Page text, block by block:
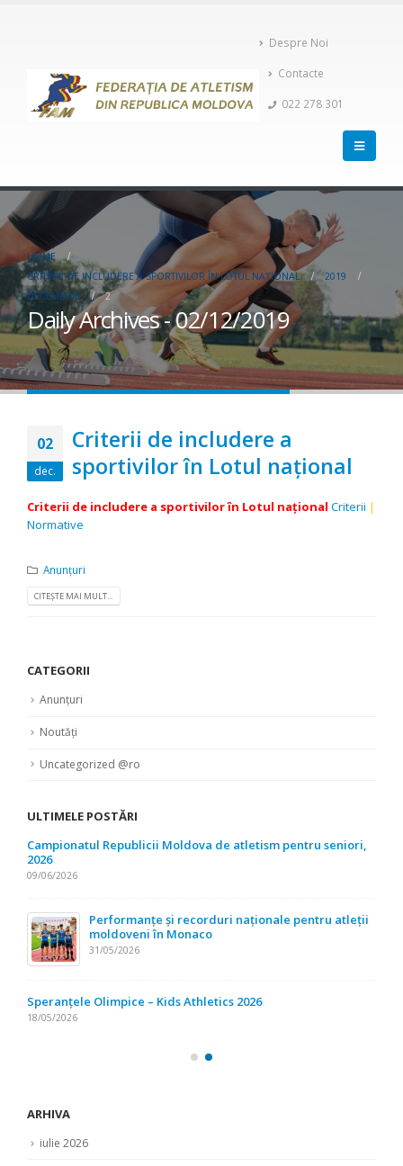
Despre Noi
Contacte
022 278 301
HOME
CRITERII DE INCLUDERE A SPORTIVILOR ÎN LOTUL NAŢIONAL
2019
DECEMBRIE
2
Daily Archives - 02/12/2019
02
dec.
Criterii de includere a
sportivilor în Lotul naţional
Criterii de includere a sportivilor în Lotul naţional Criterii |
Normative
Anunțuri
CITEȘTE MAI MULT...
CATEGORII
Anunțuri
Noutăți
Uncategorized @ro
ULTIMELE POSTĂRI
Campionatul Republicii Moldova de atletism pentru seniori,
2026
09/06/2026
Performanțe și recorduri naționale pentru atleții
moldoveni în Monaco
31/05/2026
Speranțele Olimpice – Kids Athletics 2026
18/05/2026
ARHIVA
iulie 2026